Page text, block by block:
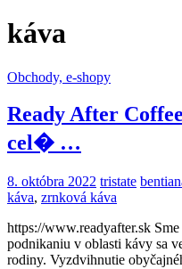
káva
Obchody, e-shopy
Ready After
cel� …
8. októbra 2022 tristate
káva, zrnková káva
https://www.readyafter.sk
podnikaniu v oblasti kávy sa
rodiny. Vyzdvihnutie